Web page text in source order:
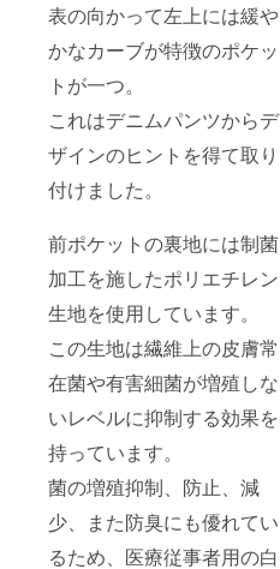
表の向かって左上には緩や
かなカーブが特徴のポケッ
トが一つ。
これはデニムパンツからデ
ザインのヒントを得て取り
付けました。
前ポケットの裏地には制菌
加工を施したポリエチレン
生地を使用しています。
この生地は繊維上の皮膚常
在菌や有害細菌が増殖しな
いレベルに抑制する効果を
持っています。
菌の増殖抑制、防止、減
少、また防臭にも優れてい
るため、医療従事者用の白